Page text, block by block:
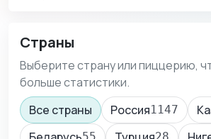
Страны
Выберите страну или пиццерию,
больше статистики.
Все страны
Россия1147